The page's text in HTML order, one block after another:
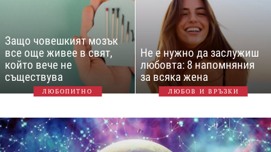
Защо човешкият мозък
все още живее в свят,
който вече не
съществува
ЛЮБОПИТНО
Не е нужно да заслужиш
любовта: 8 напомняния
за всяка жена
ЛЮБОВ И ВРЪЗКИ